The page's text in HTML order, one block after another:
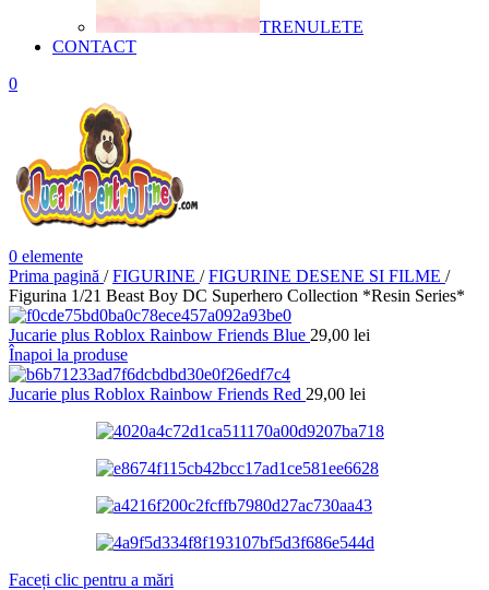
TRENULETE
CONTACT
0
0 elemente
Prima pagină / FIGURINE / FIGURINE DESENE SI FILME /
Figurina 1/21 Beast Boy DC Superhero Collection *Resin Series*
Jucarie plus Roblox Rainbow Friends Blue 29,00 lei
Înapoi la produse
Jucarie plus Roblox Rainbow Friends Red 29,00 lei
Faceți clic pentru a mări